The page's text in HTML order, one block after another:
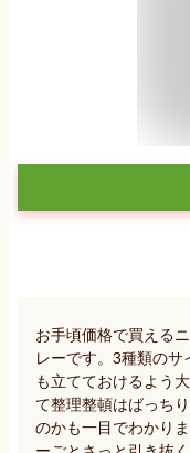
お手頃価格で買える
レーです。3種類の
も立てておけるよう
て整理整頓はばっち
のかも一目でわかり